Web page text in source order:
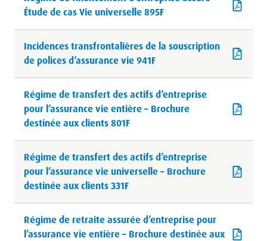
Étude de cas Vie universelle 895F
Incidences transfrontalières de la souscription
de polices d’assurance vie 941F
Régime de transfert des actifs d’entreprise
pour l’assurance vie entière – Brochure
destinée aux clients 801F
Régime de transfert des actifs d’entreprise
pour l’assurance vie universelle – Brochure
destinée aux clients 331F
Régime de retraite assurée d’entreprise pour
l’assurance vie entière – Brochure destinée aux